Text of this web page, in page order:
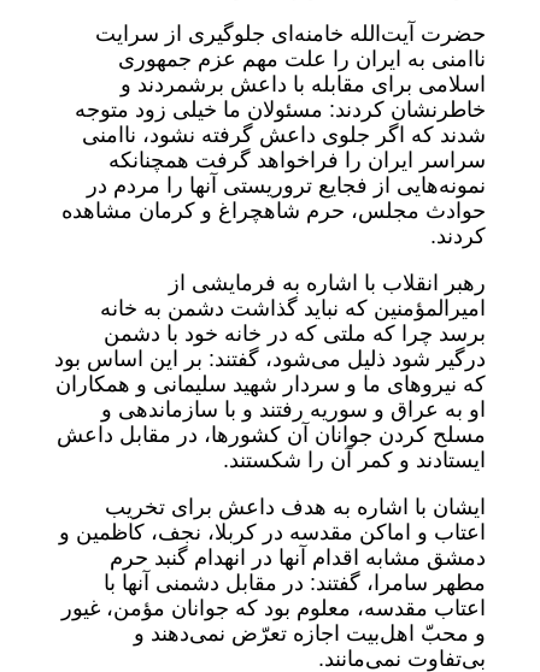
حضرت آیت‌الله خامنه‌ای جلوگیری از سرایت
ناامنی به ایران را علت مهم عزم جمهوری
اسلامی برای مقابله با داعش برشمردند و
خاطرنشان کردند: مسئولان ما خیلی زود متوجه
شدند که اگر جلوی داعش گرفته نشود، ناامنی
سراسر ایران را فراخواهد گرفت همچنانکه
نمونه‌هایی از فجایع تروریستی آنها را مردم در
حوادث مجلس، حرم شاهچراغ و کرمان مشاهده
کردند.
رهبر انقلاب با اشاره به فرمایشی از
امیرالمؤمنین که نباید گذاشت دشمن به خانه
برسد چرا که ملتی که در خانه خود با دشمن
درگیر شود ذلیل می‌شود، گفتند: بر این اساس بود
که نیروهای ما و سردار شهید سلیمانی و همکاران
او به عراق و سوریه رفتند و با سازماندهی و
مسلح کردن جوانان آن کشورها، در مقابل داعش
ایستادند و کمر آن را شکستند.
ایشان با اشاره به هدف داعش برای تخریب
اعتاب و اماکن مقدسه در کربلا، نجف، کاظمین و
دمشق مشابه اقدام آنها در انهدام گنبد حرم
مطهر سامرا، گفتند: در مقابل دشمنی آنها با
اعتاب مقدسه، معلوم بود که جوانان مؤمن، غیور
و محبّ اهل‌بیت اجازه تعرّض نمی‌دهند و
بی‌تفاوت نمی‌مانند.